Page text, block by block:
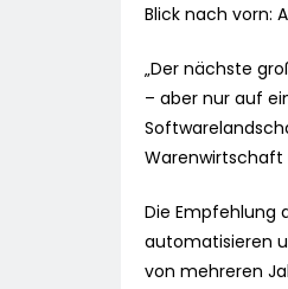
Blick nach vorn:
„Der nächste
– aber nur auf
Warenwirtschaft
Die Empfehlung
automatisieren
von mehreren